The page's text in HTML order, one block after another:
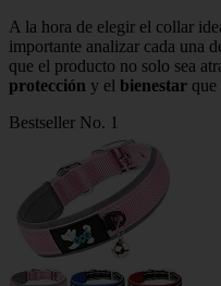
A la hora de elegir el collar
importante analizar cada una
que el producto no solo sea
protección y el bienestar que
Bestseller No. 1